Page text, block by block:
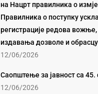
на Нацрт правилника о
Правилника о поступку
регистрације редова вожње,
издавања дозволе и
12/06/2026
Саопштење за јавност са 45.
12/06/2026